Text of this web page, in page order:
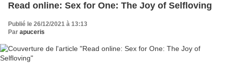
Read online: Sex for One: The Joy of Selfloving
Publié le 26/12/2021 à 13:13
Par apuceris